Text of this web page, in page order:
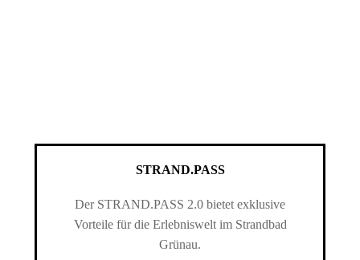
STRAND.PASS
Der STRAND.PASS 2.0 bietet exklusive
Vorteile für die Erlebniswelt im Strandbad
Grünau.